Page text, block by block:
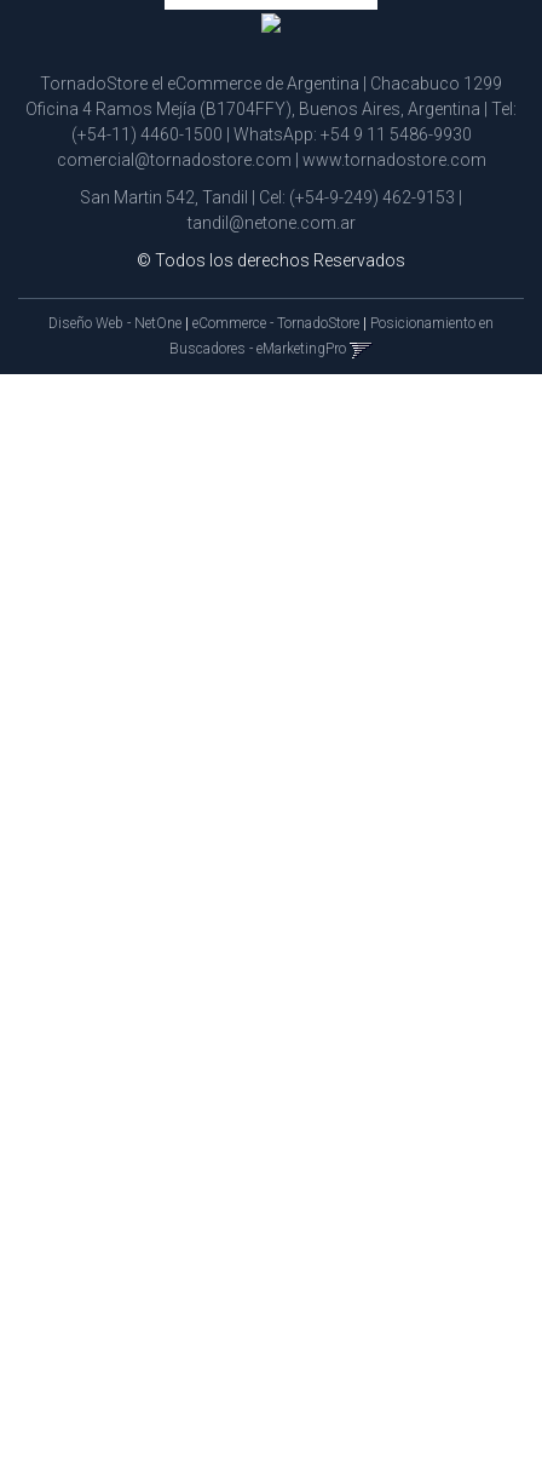
TornadoStore el eCommerce de Argentina | Chacabuco 1299
Oficina 4 Ramos Mejía (B1704FFY), Buenos Aires, Argentina | Tel:
(+54-11) 4460-1500 | WhatsApp: +54 9 11 5486-9930
comercial@tornadostore.com
www.tornadostore.com
San Martin 542, Tandil | Cel: (+54-9-249) 462-9153
tandil@netone.com.ar
© Todos los derechos Reservados
Diseño Web - NetOne eCommerce - TornadoStore
Posicionamiento en
Buscadores - eMarketingPro